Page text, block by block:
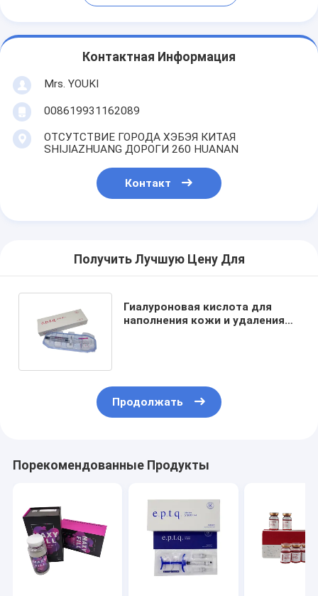
Контактная Информация
Mrs. YOUKI
008619931162089
ОТСУТСТВИЕ ГОРОДА ХЭБЭЯ КИТАЯ
SHIJIAZHUANG ДОРОГИ 260 HUANAN
Контакт
Получить Лучшую Цену Для
Гиалуроновая кислота для
наполнения кожи и удаления
Продолжать
Порекомендованные Продукты